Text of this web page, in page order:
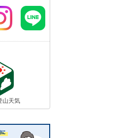
山天気